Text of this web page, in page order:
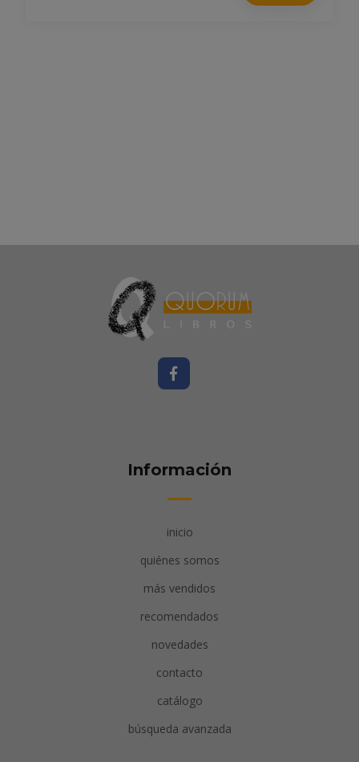
HOY SE LO DIGO
Información
inicio
quiénes somos
más vendidos
recomendados
novedades
contacto
catálogo
búsqueda avanzada